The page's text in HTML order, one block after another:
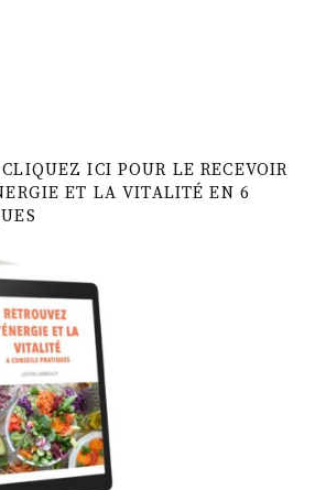
ICI POUR LE RECEVOIR
ET LA VITALITÉ EN 6